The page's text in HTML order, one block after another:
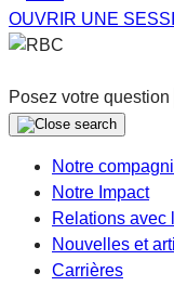
OUVRIR UNE
Posez votre question
Notre
Notre Impact
Relations avec
Nouvelles et
Carrières